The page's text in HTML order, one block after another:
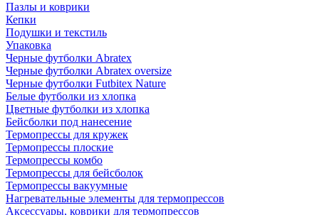
Пазлы и коврики
Кепки
Подушки и текстиль
Упаковка
Черные футболки Abratex
Черные футболки Abratex oversize
Черные футболки Futbitex Nature
Белые футболки из хлопка
Цветные футболки из хлопка
Бейсболки под нанесение
Термопрессы для кружек
Термопрессы плоские
Термопрессы комбо
Термопрессы для бейсболок
Термопрессы вакуумные
Нагревательные элементы для термопрессов
Аксессуары, коврики для термопрессов